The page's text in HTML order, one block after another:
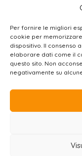
Per fornire le migliori
cookie per
dispositivo. Il consenso
elaborare dati come il
questo sito. Non
negativamente su
Via Gualtiero
+39 06
©2026